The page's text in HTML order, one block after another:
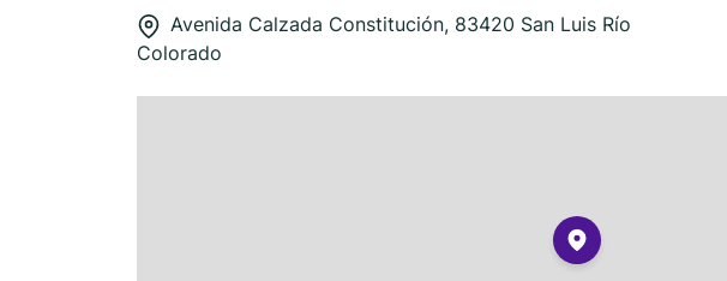
Avenida Calzada Constitución, 83420 San Luis Río
Colorado